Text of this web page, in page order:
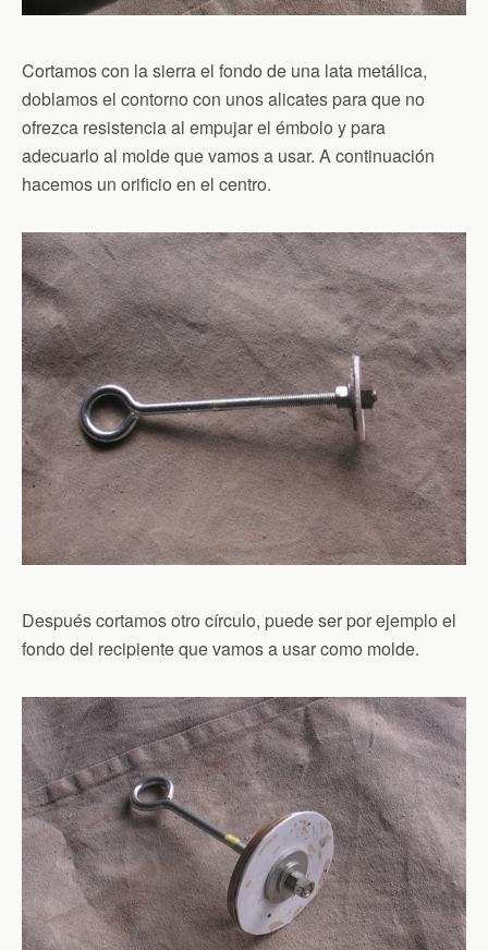
Cortamos con la sierra el fondo de una lata metálica,
doblamos el contorno con unos alicates para que no
ofrezca resistencia al empujar el émbolo y para
adecuarlo al molde que vamos a usar. A continuación
hacemos un orificio en el centro.
Después cortamos otro círculo, puede ser por ejemplo el
fondo del recipiente que vamos a usar como molde.